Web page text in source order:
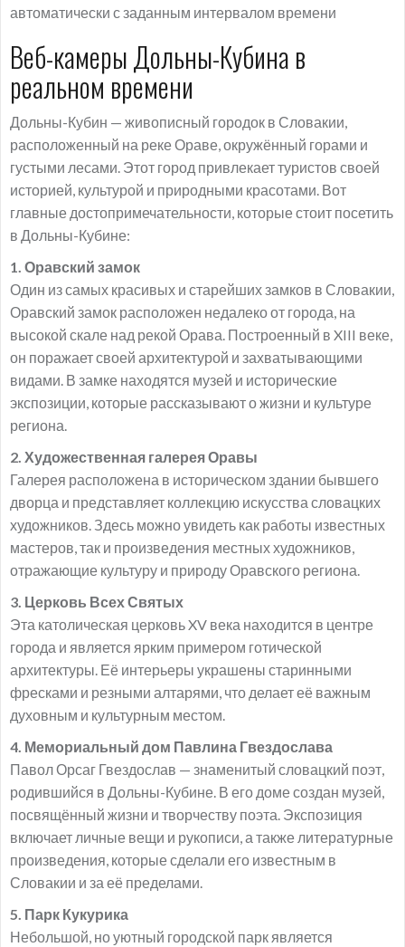
автоматически с заданным интервалом времени
Веб-камеры Дольны-Кубина в
реальном времени
Дольны-Кубин — живописный городок в Словакии,
расположенный на реке Ораве, окружённый горами и
густыми лесами. Этот город привлекает туристов своей
историей, культурой и природными красотами. Вот
главные достопримечательности, которые стоит посетить
в Дольны-Кубине:
1. Оравский замок
Один из самых красивых и старейших замков в Словакии,
Оравский замок расположен недалеко от города, на
высокой скале над рекой Орава. Построенный в XIII веке,
он поражает своей архитектурой и захватывающими
видами. В замке находятся музей и исторические
экспозиции, которые рассказывают о жизни и культуре
региона.
2. Художественная галерея Оравы
Галерея расположена в историческом здании бывшего
дворца и представляет коллекцию искусства словацких
художников. Здесь можно увидеть как работы известных
мастеров, так и произведения местных художников,
отражающие культуру и природу Оравского региона.
3. Церковь Всех Святых
Эта католическая церковь XV века находится в центре
города и является ярким примером готической
архитектуры. Её интерьеры украшены старинными
фресками и резными алтарями, что делает её важным
духовным и культурным местом.
4. Мемориальный дом Павлина Гвездослава
Павол Орсаг Гвездослав — знаменитый словацкий поэт,
родившийся в Дольны-Кубине. В его доме создан музей,
посвящённый жизни и творчеству поэта. Экспозиция
включает личные вещи и рукописи, а также литературные
произведения, которые сделали его известным в
Словакии и за её пределами.
5. Парк Кукурика
Небольшой, но уютный городской парк является